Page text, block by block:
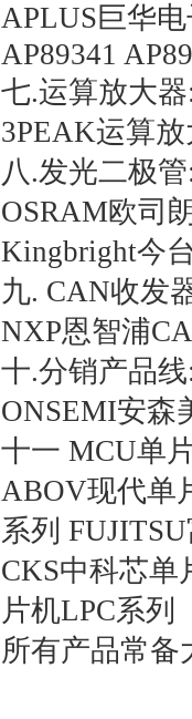
APLUS巨华电
AP89341
七.运算放大
3PEAK运算
八.发光二极
OSRAM欧司
Kingbright今
九. CAN收发
NXP恩智浦
十.分销产品
ONSEMI安森
十一 MCU单
ABOV现代单
系列
CKS中科芯单
片机LPC系列
所有产品常备